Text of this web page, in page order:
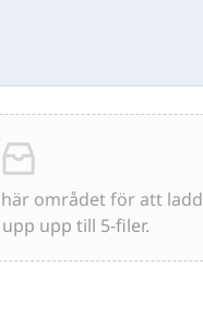
området för att
upp till 5-filer.